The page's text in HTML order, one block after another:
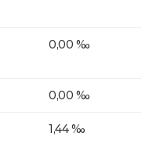
0,00 ‰
0,00 ‰
1,44 ‰